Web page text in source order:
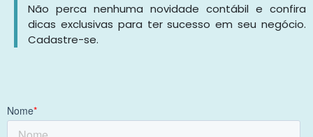
Não perca nenhuma novidade contábil e confira
dicas exclusivas para ter sucesso em seu negócio.
Cadastre-se.